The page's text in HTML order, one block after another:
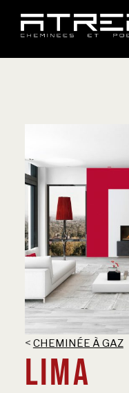
< CHEMINÉE À GAZ
LIMA